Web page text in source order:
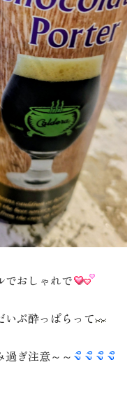
でおしゃれで
いぶ酔っぱらって
ぎ注意～～